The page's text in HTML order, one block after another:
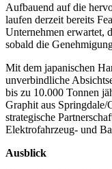
Aufbauend auf die
laufen derzeit bereits
Unternehmen erwartet,
sobald die
Mit dem japanischen
unverbindliche
bis zu 10.000 Tonnen
Graphit aus
strategische
Elektrofahrzeug- und
Ausblick